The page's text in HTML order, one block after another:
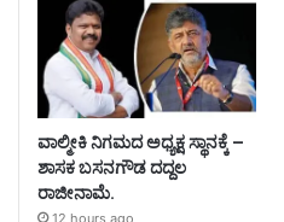
ವಾಲ್ಮೀಕಿ ನಿಗಮದ ಅಧ್ಯಕ್ಷ ಸ್ಥಾನಕ್ಕೆ –
ಶಾಸಕ ಬಸನಗೌಡ ದದ್ದಲ
ರಾಜೀನಾಮೆ.